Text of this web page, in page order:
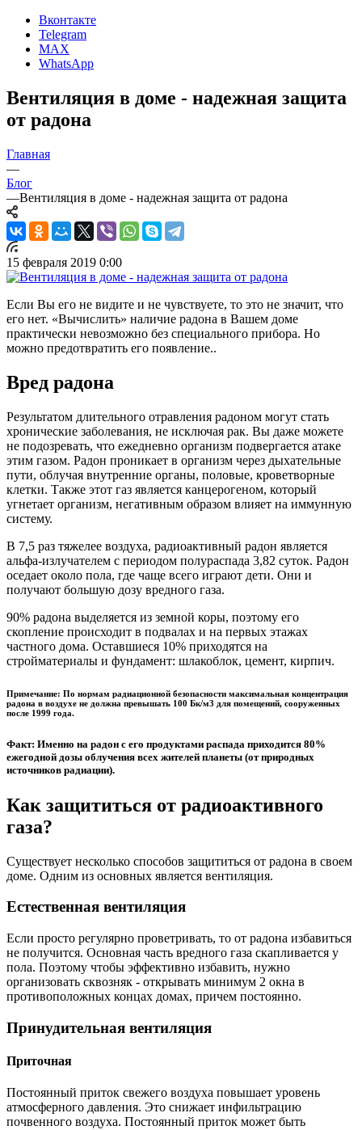
Вконтакте
Telegram
MAX
WhatsApp
Вентиляция в доме - надежная защита
от радона
Главная
—
Блог
—Вентиляция в доме - надежная защита от радона
15 февраля 2019 0:00
Если Вы его не видите и не чувствуете, то это не значит, что
его нет. «Вычислить» наличие радона в Вашем доме
практически невозможно без специального прибора. Но
можно предотвратить его появление..
Вред радона
Результатом длительного отравления радоном могут стать
хронические заболевания, не исключая рак. Вы даже можете
не подозревать, что ежедневно организм подвергается атаке
этим газом. Радон проникает в организм через дыхательные
пути, облучая внутренние органы, половые, кроветворные
клетки. Также этот газ является канцерогеном, который
угнетает организм, негативным образом влияет на иммунную
систему.
В 7,5 раз тяжелее воздуха, радиоактивный радон является
альфа-излучателем с периодом полураспада 3,82 суток. Радон
оседает около пола, где чаще всего играют дети. Они и
получают большую дозу вредного газа.
90% радона выделяется из земной коры, поэтому его
скопление происходит в подвалах и на первых этажах
частного дома. Оставшиеся 10% приходятся на
стройматериалы и фундамент: шлакоблок, цемент, кирпич.
Примечание: По нормам радиационной безопасности максимальная концентрация
радона в воздухе не должна превышать 100 Бк/м3 для помещений, сооруженных
после 1999 года.
Факт: Именно на радон с его продуктами распада приходится 80%
ежегодной дозы облучения всех жителей планеты (от природных
источников радиации).
Как защититься от радиоактивного
газа?
Существует несколько способов защититься от радона в своем
доме. Одним из основных является вентиляция.
Естественная вентиляция
Если просто регулярно проветривать, то от радона избавиться
не получится. Основная часть вредного газа скапливается у
пола. Поэтому чтобы эффективно избавить, нужно
организовать сквозняк - открывать минимум 2 окна в
противоположных концах домах, причем постоянно.
Принудительная вентиляция
Приточная
Постоянный приток свежего воздуха повышает уровень
атмосферного давления. Это снижает инфильтрацию
почвенного воздуха. Постоянный приток может быть